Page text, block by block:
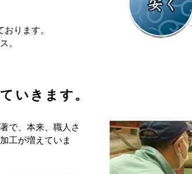
ります。
。
いきます。
で、本来、職人さ
工が増えていま